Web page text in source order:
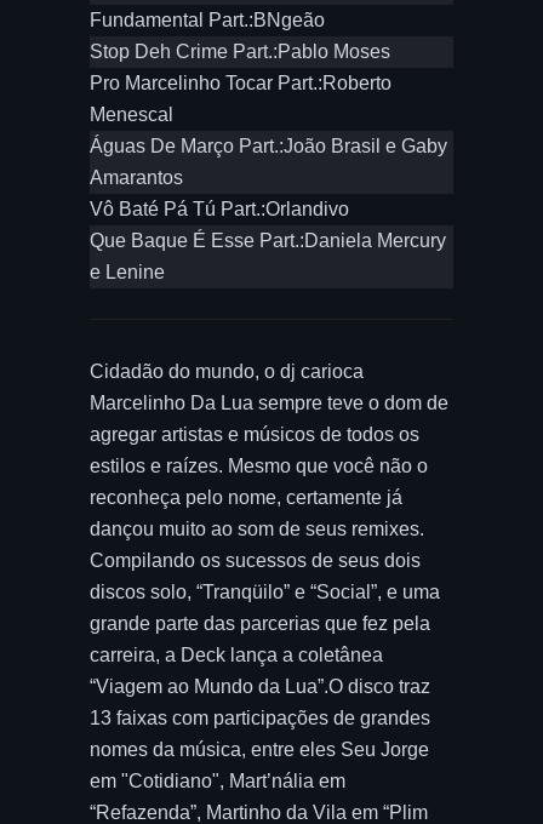
Fundamental Part.:BNgeão
Stop Deh Crime Part.:Pablo Moses
Pro Marcelinho Tocar Part.:Roberto
Menescal
Águas De Março Part.:João Brasil e Gaby
Amarantos
Vô Baté Pá Tú Part.:Orlandivo
Que Baque É Esse Part.:Daniela Mercury
e Lenine
Cidadão do mundo, o dj carioca
Marcelinho Da Lua sempre teve o dom de
agregar artistas e músicos de todos os
estilos e raízes. Mesmo que você não o
reconheça pelo nome, certamente já
dançou muito ao som de seus remixes.
Compilando os sucessos de seus dois
discos solo, “Tranqüilo” e “Social”, e uma
grande parte das parcerias que fez pela
carreira, a Deck lança a coletânea
“Viagem ao Mundo da Lua”.O disco traz
13 faixas com participações de grandes
nomes da música, entre eles Seu Jorge
em "Cotidiano", Mart’nália em
“Refazenda”, Martinho da Vila em “Plim